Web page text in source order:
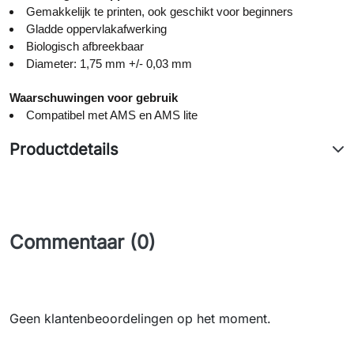
Gemakkelijk te printen, ook geschikt voor beginners
Gladde oppervlakafwerking
Biologisch afbreekbaar
Diameter: 1,75 mm +/- 0,03 mm
Waarschuwingen voor gebruik
Compatibel met AMS en AMS lite
Productdetails
Commentaar (0)
Geen klantenbeoordelingen op het moment.